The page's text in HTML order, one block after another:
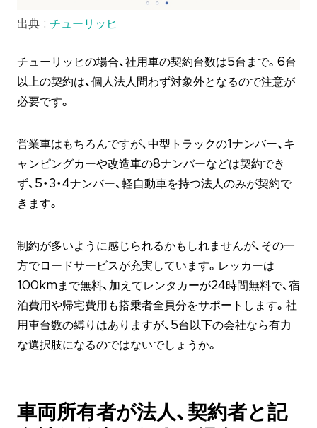
出典 : チューリッヒ
チューリッヒの場合、社用車の契約台数は5台まで。6台
以上の契約は、個人法人問わず対象外となるので注意が
必要です。
営業車はもちろんですが、中型トラックの1ナンバー、キ
ャンピングカーや改造車の8ナンバーなどは契約でき
ず、5・3・4ナンバー、軽自動車を持つ法人のみが契約で
きます。
制約が多いように感じられるかもしれませんが、その一
方でロードサービスが充実しています。レッカーは
100kmまで無料、加えてレンタカーが24時間無料で、宿
泊費用や帰宅費用も搭乗者全員分をサポートします。社
用車台数の縛りはありますが、5台以下の会社なら有力
な選択肢になるのではないでしょうか。
車両所有者が法人、契約者と記